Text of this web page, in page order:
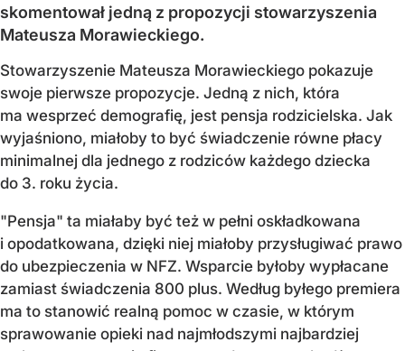
skomentował jedną z propozycji stowarzyszenia
Mateusza Morawieckiego.
Stowarzyszenie Mateusza Morawieckiego pokazuje
swoje pierwsze propozycje. Jedną z nich, która
ma wesprzeć demografię, jest pensja rodzicielska. Jak
wyjaśniono, miałoby to być świadczenie równe płacy
minimalnej dla jednego z rodziców każdego dziecka
do 3. roku życia.
"Pensja" ta miałaby być też w pełni oskładkowana
i opodatkowana, dzięki niej miałoby przysługiwać prawo
do ubezpieczenia w NFZ. Wsparcie byłoby wypłacane
zamiast świadczenia 800 plus. Według byłego premiera
ma to stanowić realną pomoc w czasie, w którym
sprawowanie opieki nad najmłodszymi najbardziej